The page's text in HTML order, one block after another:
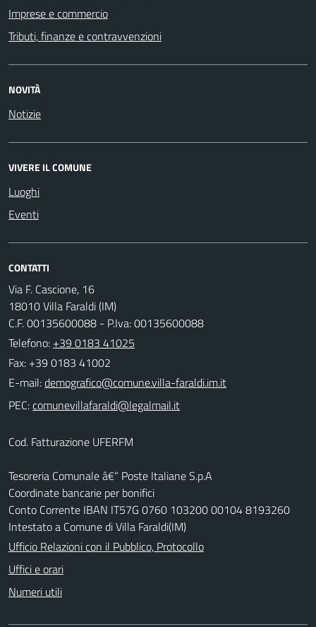
Imprese e commercio
Tributi, finanze e contravvenzioni
NOVITÀ
Notizie
VIVERE IL COMUNE
Luoghi
Eventi
CONTATTI
Via F. Cascione, 16
18010 Villa Faraldi (IM)
C.F. 00135600088 - P.Iva: 00135600088
Telefono: +39 0183 41025
Fax: +39 0183 41002
E-mail:
PEC:
Cod. Fatturazione UFERFM
Tesoreria Comunale â€“ Poste Italiane S.p.A
Coordinate bancarie per bonifici
Conto Corrente IBAN IT57G 0760 103200 00104 8193260
Intestato a Comune di Villa Faraldi(IM)
Ufficio Relazioni con il Pubblico, Protocollo
Uffici e orari
Numeri utili